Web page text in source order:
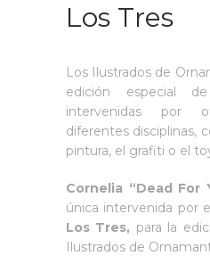
Los Tres
Los Ilustrados de
edición especial
intervenidas por
diferentes disciplinas,
pintura, el grafiti o el
Cornelia “Dead For
única intervenida por
Los Tres, para la
Ilustrados de